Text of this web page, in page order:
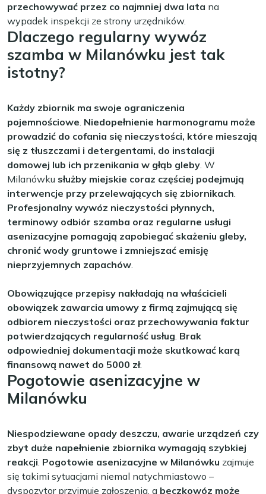
przechowywać przez co najmniej dwa lata na
wypadek inspekcji ze strony urzędników.
Dlaczego regularny wywóz
szamba w Milanówku jest tak
istotny?
Każdy zbiornik ma swoje ograniczenia
pojemnościowe. Niedopełnienie harmonogramu może
prowadzić do cofania się nieczystości, które mieszają
się z tłuszczami i detergentami, do instalacji
domowej lub ich przenikania w głąb gleby. W
Milanówku służby miejskie coraz częściej podejmują
interwencje przy przelewających się zbiornikach.
Profesjonalny wywóz nieczystości płynnych,
terminowy odbiór szamba oraz regularne usługi
asenizacyjne pomagają zapobiegać skażeniu gleby,
chronić wody gruntowe i zmniejszać emisję
nieprzyjemnych zapachów.
Obowiązujące przepisy nakładają na właścicieli
obowiązek zawarcia umowy z firmą zajmującą się
odbiorem nieczystości oraz przechowywania faktur
potwierdzających regularność usług. Brak
odpowiedniej dokumentacji może skutkować karą
finansową nawet do 5000 zł.
Pogotowie asenizacyjne w
Milanówku
Niespodziewane opady deszczu, awarie urządzeń czy
zbyt duże napełnienie zbiornika wymagają szybkiej
reakcji. Pogotowie asenizacyjne w Milanówku zajmuje
się takimi sytuacjami niemal natychmiastowo –
dyspozytor przyjmuje zgłoszenia, a beczkowóz może